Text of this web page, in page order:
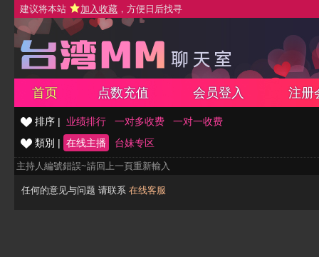
建议将本站 加入收藏 ，方便日后找寻
首页 点数充值 会员登入 注册
排序 | 业绩排行 一对多收费
一对一收费
類別 | 在线主播 台妹专区
主持人編號錯誤~請回上一頁重新輸入
任何的意见与问题 请联系 在线客服